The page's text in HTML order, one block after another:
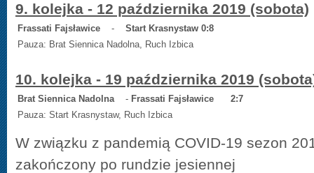
9. kolejka - 12 października 2019 (sobota)
Frassati Fajsławice - Start Krasnystaw 0:8
Pauza: Brat Siennica Nadolna, Ruch Izbica
10. kolejka - 19 października 2019
Brat Siennica Nadolna - Frassati Fajsławice
2:7
Pauza: Start Krasnystaw, Ruch Izbica
W związku z pandemią COVID-19 sezon
zakończony po rundzie jesiennej